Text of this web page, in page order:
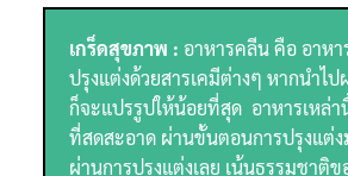
เกร็ดสุขภาพ : อาหารคลีน คือ อาห
ปรุงแต่งด้วยสารเคมีต่างๆ หากนำไ
ก็จะแปรรูปให้น้อยที่สุด อาหารเหล่า
ที่สดสะอาด ผ่านขั้นตอนการปรุงแต่ง
ผ่านการปรุงแต่งเลย เน้นธรรมชาติ